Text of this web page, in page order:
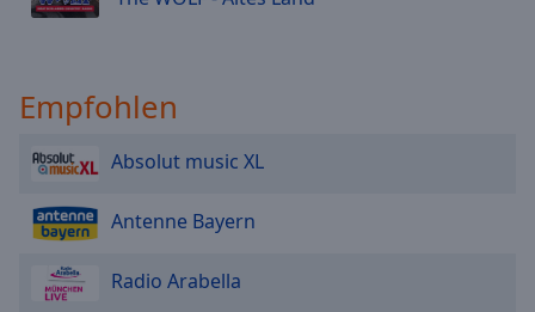
Empfohlen
Absolut music XL
Antenne Bayern
Radio Arabella